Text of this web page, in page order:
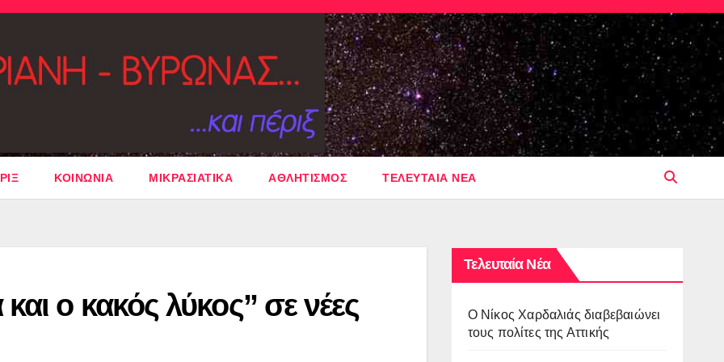
ΚΟΙΝΩΝΙΑ ΜΙΚΡΑΣΙΑΤΙΚΑ ΑΘΛΗΤΙΣΜΟΣ ΤΕΛΕΥΤΑΙΑ ΝΕΑ
ο κακός λύκος” σε νέες
Τελευταία Νέα
O Νίκος Χαρδαλιάς διαβεβαιώνει
τους πολίτες της Αττικής